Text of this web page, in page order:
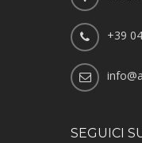
+39
SEGUICI